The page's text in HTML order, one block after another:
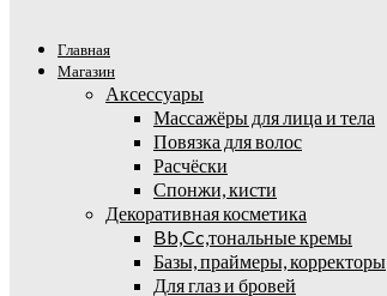
Главная
Магазин
Аксессуары
Массажёры для лица и тела
Повязка для волос
Расчёски
Спонжи, кисти
Декоративная косметика
Bb,Cc,тональные кремы
Базы, праймеры, корректоры
Для глаз и бровей